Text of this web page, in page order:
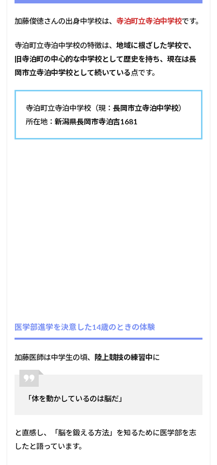
加藤俊徳さんの出身中学校は、 寺泊町立寺泊中学校です。
寺泊町立寺泊中学校の特徴は、 地域に根ざした学校で、
旧寺泊町の中心的な中学校として歴史を持ち、現在は長
岡市立寺泊中学校として続いている 点です。
寺泊町立寺泊中学校（現： 長岡市立寺泊中学校）
所在地： 新潟県長岡市寺泊吉1681
医学部進学を決意した14歳のときの体験
加藤医師は中学生の頃、 陸上競技の練習中に
「体を動かしているのは脳だ」
と直感し、「脳を鍛える方法」を知るために医学部を志
したと語っています。